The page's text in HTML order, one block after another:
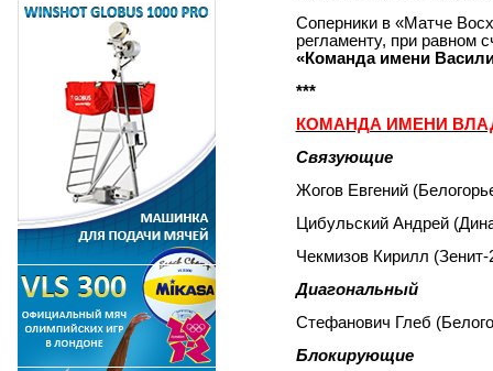
Соперники в «Матче
регламенту, при равном
«Команда имени
***
КОМАНДА ИМЕНИ
Связующие
Жогов Евгений
Цибульский Андрей
Чекмизов Кирилл (Зенит-
Диагональный
Стефанович Глеб
Блокирующие